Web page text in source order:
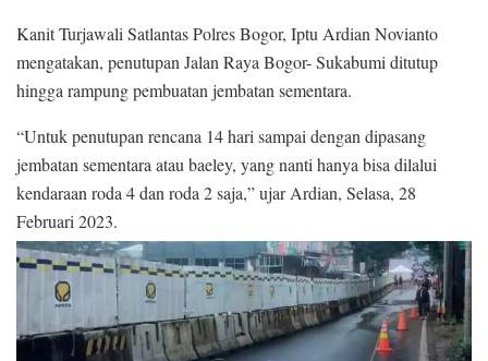
Kanit Turjawali Satlantas Polres Bogor, Iptu Ardian Novianto
mengatakan, penutupan Jalan Raya Bogor- Sukabumi ditutup
hingga rampung pembuatan jembatan sementara.
“Untuk penutupan rencana 14 hari sampai dengan dipasang
jembatan sementara atau baeley, yang nanti hanya bisa dilalui
kendaraan roda 4 dan roda 2 saja,” ujar Ardian, Selasa, 28
Februari 2023.